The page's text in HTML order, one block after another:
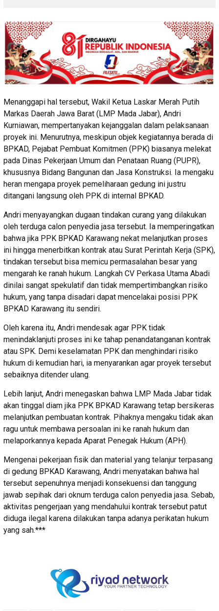
Menanggapi hal tersebut, Wakil Ketua Laskar Merah Putih
Markas Daerah Jawa Barat (LMP Mada Jabar), Andri
Kurniawan, mempertanyakan kejanggalan dalam pelaksanaan
proyek ini. Menurutnya, meskipun objek kegiatannya berada di
BPKAD, Pejabat Pembuat Komitmen (PPK) biasanya melekat
pada Dinas Pekerjaan Umum dan Penataan Ruang (PUPR),
khususnya Bidang Bangunan dan Jasa Konstruksi. Ia mengaku
heran mengapa proyek pemeliharaan gedung ini justru
ditangani langsung oleh PPK di internal BPKAD.
Andri menyayangkan dugaan tindakan curang yang dilakukan
oleh terduga calon penyedia jasa tersebut. Ia memperingatkan
bahwa jika PPK BPKAD Karawang nekat melanjutkan proses
ini hingga menerbitkan kontrak atau Surat Perintah Kerja (SPK),
tindakan tersebut bisa memicu permasalahan besar yang
mengarah ke ranah hukum. Langkah CV Perkasa Utama Abadi
dinilai sangat spekulatif dan tidak mempertimbangkan risiko
hukum, yang tanpa disadari dapat mencelakai posisi PPK
BPKAD Karawang itu sendiri.
Oleh karena itu, Andri mendesak agar PPK tidak
menindaklanjuti proses ini ke tahap penandatanganan kontrak
atau SPK. Demi keselamatan PPK dan menghindari risiko
hukum di kemudian hari, ia menyarankan agar proyek tersebut
sebaiknya ditender ulang.
Lebih lanjut, Andri menegaskan bahwa LMP Mada Jabar tidak
akan tinggal diam jika PPK BPKAD Karawang tetap bersikeras
melanjutkan pembuatan kontrak. Pihaknya mengaku tidak akan
ragu untuk membawa persoalan ini ke ranah hukum dan
melaporkannya kepada Aparat Penegak Hukum (APH).
Mengenai pekerjaan fisik dan material yang telanjur terpasang
di gedung BPKAD Karawang, Andri menyatakan bahwa hal
tersebut sepenuhnya menjadi konsekuensi dan tanggung
jawab sepihak dari oknum terduga calon penyedia jasa. Sebab,
aktivitas pengerjaan yang mendahului kontrak tersebut patut
diduga ilegal karena dilakukan tanpa adanya perikatan hukum
yang sah.***